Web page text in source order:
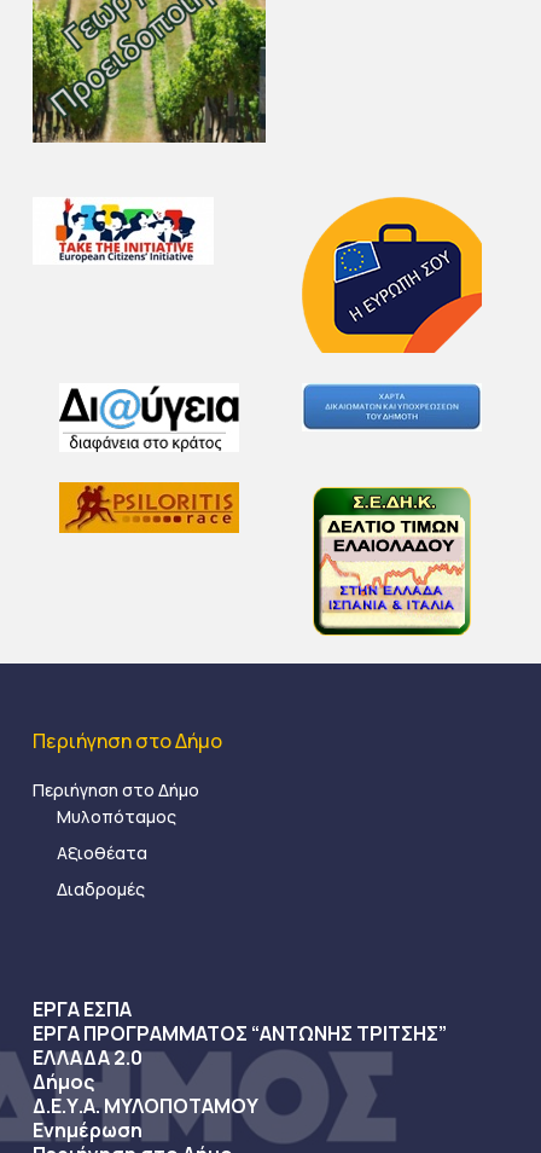
Περιήγηση στο Δήμο
Περιήγηση στο Δήμο
Μυλοπόταμος
Αξιοθέατα
Διαδρομές
ΕΡΓΑ ΕΣΠΑ
ΕΡΓΑ ΠΡΟΓΡΑΜΜΑΤΟΣ “ΑΝΤΩΝΗΣ ΤΡΙΤΣΗΣ”
ΕΛΛΑΔΑ 2.0
Δήμος
Δ.Ε.Υ.Α. ΜΥΛΟΠΟΤΑΜΟΥ
Ενημέρωση